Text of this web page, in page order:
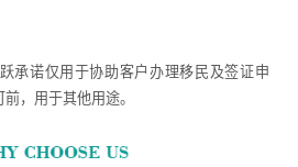
承诺仅用于协助客户办理移民及签证申
，用于其他用途。